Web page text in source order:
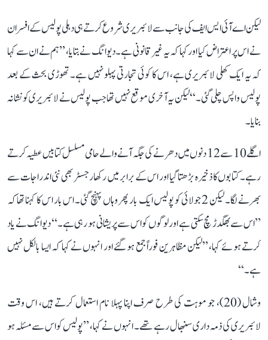
لیکن اے آئی ایس ایف کی جانب سے لائبریری شروع کرتے ہی دہلی پولیس کے افسران
نے اس پر اعتراض کیا اور کہا کہ یہ غیر قانونی ہے۔ دیوانگ نے بتایا، ’’ہم نے ان سے کہا
کہ یہ ایک کھلی لائبریری ہے، اس کا کوئی تجارتی پہلو نہیں ہے۔ تھوڑی بحث کے بعد
پولیس واپس چلی گئی۔‘‘ لیکن یہ آخری موقع نہیں تھا جب پولیس نے لائبریری کو نشانہ
بنایا۔
اگلے 10 سے 12 دنوں میں دھرنے کی جگہ آنے والے حامی مسلسل کتابیں عطیہ کرتے
رہے۔ کتابوں کا ذخیرہ بڑھتا گیا اور اس کے برابر میں رکھا رجسٹر بھی نئی اندراجات سے
بھرنے لگا۔ لیکن 2 جولائی کو پولیس ایک بار پھر وہاں پہنچ گئی۔ اس بار اس کا کہنا تھا کہ
’’اس سے بھگدڑ مچ سکتی ہے اور لوگوں کو اس سے پریشانی ہو رہی ہے۔‘‘ دیوانگ نے یاد
کرتے ہوئے کہا، ’’لیکن مظاہرین فوراً جمع ہو گئے اور انہوں نے کہا کہ ایسا بالکل نہیں
ہے۔‘‘
وشال (20)، جو موہت کی طرح صرف اپنا پہلا نام استعمال کرتے ہیں، اس وقت
لائبریری کی ذمہ داری سنبھال رہے تھے۔ انہوں نے کہا، ’’پولیس کو اس سے مسئلہ ہو